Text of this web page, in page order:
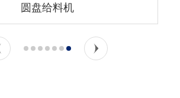
圆盘给料机